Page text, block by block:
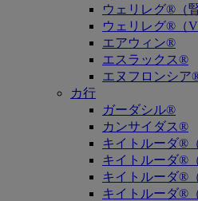
ウェリレグ®（
ウェリレグ®（
エアウィン®
エスラックス®
エヌフロンシア
カ行
ガーダシル®
カンサイダス®
キイトルーダ®
キイトルーダ®
キイトルーダ®
キイトルーダ®